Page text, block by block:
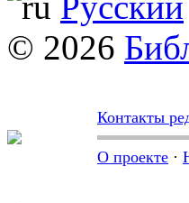
© 2026
Контакты
О проекте ·